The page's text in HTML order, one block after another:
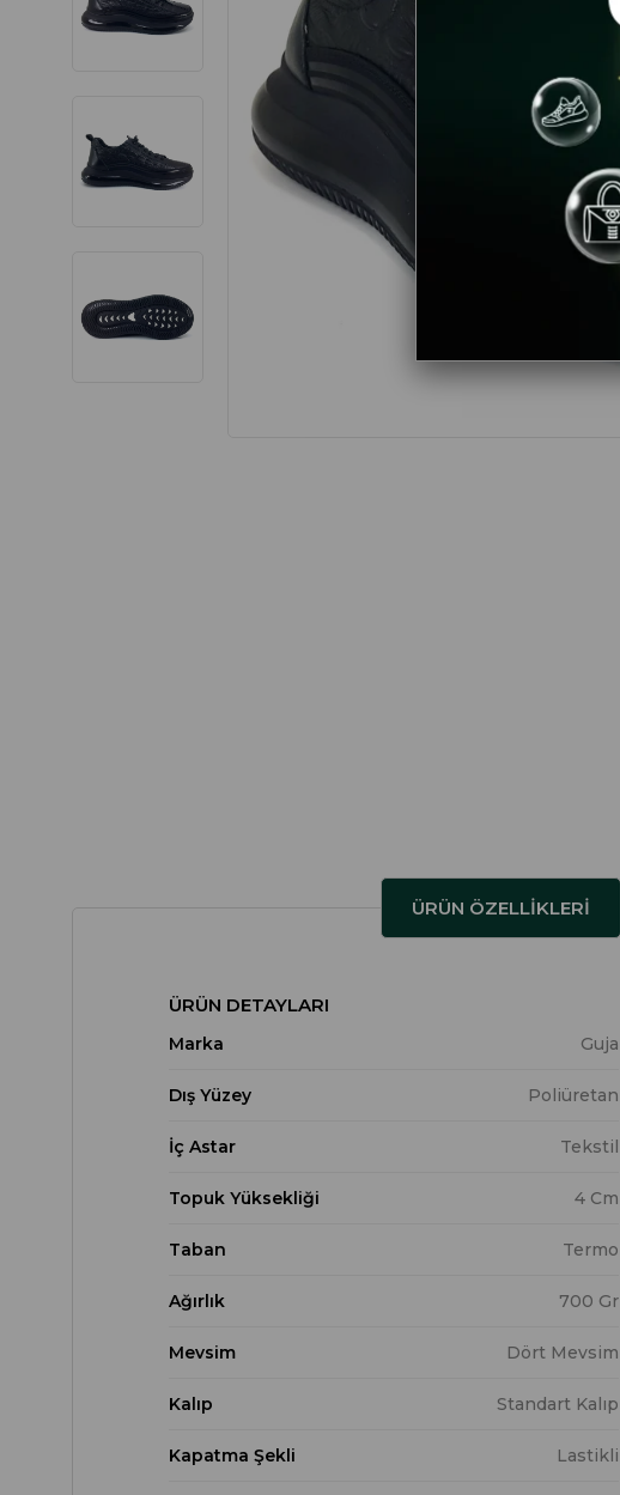
ÜRÜN ÖZELLIKLERI
ÜRÜN DETAYLARI
Marka Guja
Dış Yüzey Poliüretan
İç Astar Tekstil
Topuk Yüksekliği 4 Cm
Taban Termo
Ağırlık 700 Gr
Mevsim Dört Mevsim
Kalıp Standart Kalıp
Kapatma Şekli Lastikli